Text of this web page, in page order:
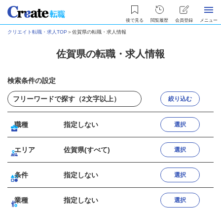
後で見る 閲覧履歴 会員登録 メニュー
クリエイト転職・求人TOP ＞佐賀県の転職・求人情報
佐賀県の転職・求人情報
検索条件の設定
絞り込む
職種 指定しない 選択
エリア 佐賀県(すべて) 選択
条件 指定しない 選択
業種 指定しない 選択